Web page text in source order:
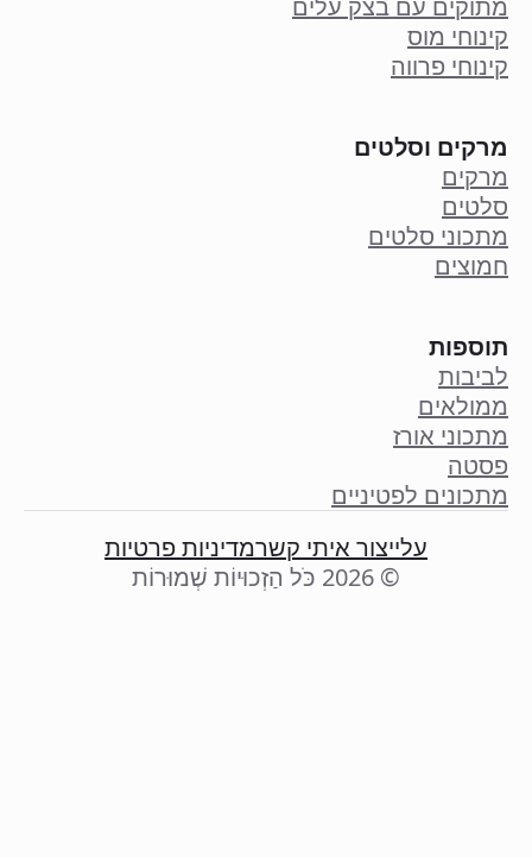
מתוקים עם בצק עלים
קינוחי מוס
קינוחי פרווה
מרקים וסלטים
מרקים
סלטים
מתכוני סלטים
חמוצים
תוספות
לביבות
ממולאים
מתכוני אורז
פסטה
מתכונים לפטיניים
עלייצור איתי קשרמדיניות פרטיות
© 2026 כֹּל הַזְכוּיוֹת שְׁמוּרוֹת